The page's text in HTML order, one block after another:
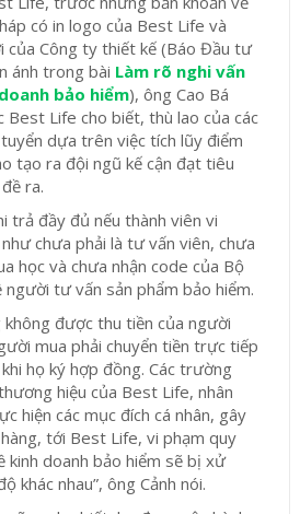
có in logo của Best Life và
của Công ty thiết kế (Báo Đầu tư
ánh trong bài Làm rõ nghi vấn
bảo hiểm), ông Cao Bá
Best Life cho biết, thù lao của các
dựa trên việc tích lũy điểm
tạo ra đội ngũ kế cận đạt tiêu
ra.
trả đầy đủ nếu thành viên vi
chưa phải là tư vấn viên, chưa
học và chưa nhận code của Bộ
người tư vấn sản phẩm bảo hiểm.
không được thu tiền của người
mua phải chuyển tiền trực tiếp
họ ký hợp đồng. Các trường
hiệu của Best Life, nhân
hiện các mục đích cá nhân, gây
tới Best Life, vi phạm quy
kinh doanh bảo hiểm sẽ bị xử
khác nhau”, ông Cảnh nói.